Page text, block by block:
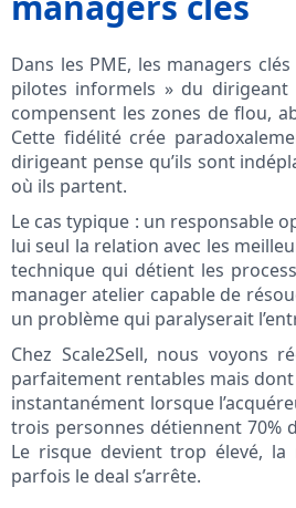
Dans les PME, les managers
pilotes informels » du
compensent les zones de flou,
Cette fidélité crée
dirigeant pense qu’ils sont
où ils partent.
Le cas typique : un responsable
lui seul la relation avec les
technique qui détient les
manager atelier capable de
un problème qui paralyserait
Chez Scale2Sell, nous voyons
parfaitement rentables mais
instantanément lorsque
trois personnes détiennent 70%
Le risque devient trop élevé, la
parfois le deal s’arrête.